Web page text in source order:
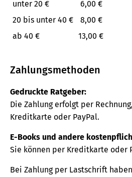
unter 20 €
6,00 €
20 bis unter 40 €
8,00 €
ab 40 €
13,00 €
Zahlungsmethoden
Gedruckte Ratgeber:
Die Zahlung erfolgt per
Kreditkarte oder PayPal.
E-Books und andere
Sie können per Kreditkarte oder
Bei Zahlung per Lastschrift